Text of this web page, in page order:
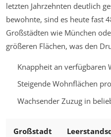
letzten Jahrzehnten deutlich
bewohnte, sind es heute fast
Großstädten wie München
größeren Flächen, was den
Knappheit an verfügbaren
Steigende Wohnflächen
Wachsender Zuzug in
Großstadt